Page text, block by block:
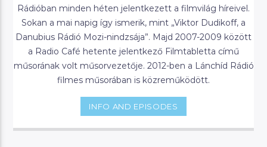
Rádióban minden héten jelentkezett a filmvilág híreivel.
Sokan a mai napig így ismerik, mint „Viktor Dudikoff, a
Danubius Rádió Mozi-nindzsája”. Majd 2007-2009 között
a Radio Café hetente jelentkező Filmtabletta című
műsorának volt műsorvezetője. 2012-ben a Lánchíd Rádió
filmes műsorában is közreműködött.
INFO AND EPISODES